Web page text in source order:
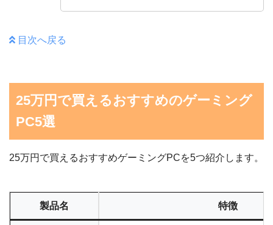
目次へ戻る
25万円で買えるおすすめのゲーミング
PC5選
25万円で買えるおすすめゲーミングPCを5つ紹介します。
製品名 特徴